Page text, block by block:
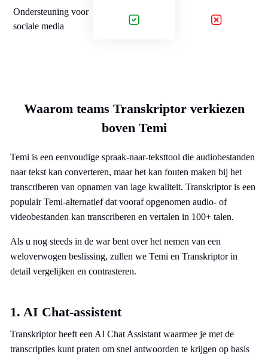
Ondersteuning voor
sociale media
Waarom teams Transkriptor verkiezen
boven Temi
Temi is een eenvoudige spraak-naar-teksttool die audiobestanden
naar tekst kan converteren, maar het kan fouten maken bij het
transcriberen van opnamen van lage kwaliteit. Transkriptor is een
populair Temi-alternatief dat vooraf opgenomen audio- of
videobestanden kan transcriberen en vertalen in 100+ talen.
Als u nog steeds in de war bent over het nemen van een
weloverwogen beslissing, zullen we Temi en Transkriptor in
detail vergelijken en contrasteren.
1. AI Chat-assistent
Transkriptor heeft een AI Chat Assistant waarmee je met de
transcripties kunt praten om snel antwoorden te krijgen op basis